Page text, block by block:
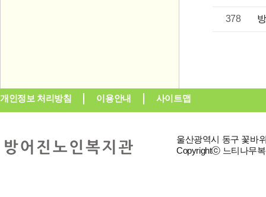
378
개인정보 처리방침 이용안내 사이트맵
울산광역시 동구 꽃바
Copyrightⓒ 느티나무